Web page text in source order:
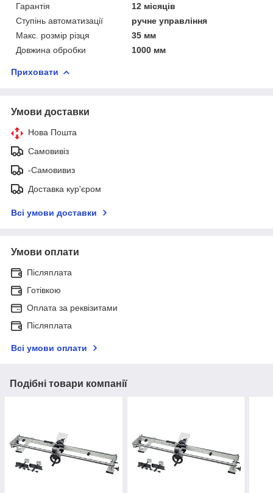
Гарантія
12 місяців
Ступінь автоматизації
ручне управління
Макс. розмір різця
35 мм
Довжина обробки
1000 мм
Приховати
Умови доставки
Нова Пошта
Самовивіз
-Самовивиз
Доставка кур'єром
Всі умови доставки
Умови оплати
Післяплата
Готівкою
Оплата за реквізитами
Післяплата
Всі умови оплати
Подібні товари компанії